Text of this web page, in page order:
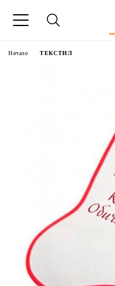
Начало ТЕКСТИЛ